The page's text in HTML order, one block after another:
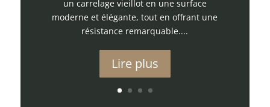
un carrelage vieillot en une surface
moderne et élégante, tout en offrant une
résistance remarquable....
Lire plus